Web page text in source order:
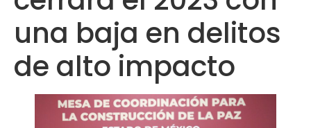
una baja en delitos
de alto impacto